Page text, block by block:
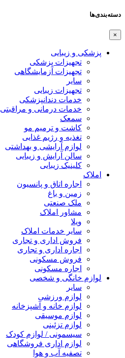
دسته‌بندی‌ها
×
پزشکی و زیبایی
تجهیزات پزشکی
تجهیزات آزمایشگاهی
سایر
تجهیزات زیبایی
خدمات دندانپزشکی
خدمات درمانی و مراقبتی
سمعک
کاشت و ترمیم مو
تغذیه و رژیم غذایی
لوازم آرایشی و بهداشتی
سالن آرایش و زیبایی
کلینیک زیبایی
املاک
اجاره اتاق و پانسیون
زمین و باغ
ملک صنعتی
مشاور املاک
ویلا
سایر خدمات املاک
فروش اداری و تجاری
اجاره اداری و تجاری
فروش مسکونی
اجاره مسکونی
لوازم خانگی و شخصی
سایر
لوازم ورزشی
لوازم خانه و آشپزخانه
لوازم موسیقی
لوازم تزئینی
سیسمونی / لوازم کودک
لوازم اداری فروشگاهی
تصفیه آب و هوا